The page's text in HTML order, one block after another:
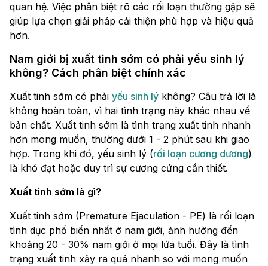
quan hệ. Việc phân biệt rõ các rối loạn thường gặp sẽ
giúp lựa chọn giải pháp cải thiện phù hợp và hiệu quả
hơn.
Nam giới bị xuất tinh sớm có phải yếu sinh lý
không? Cách phân biệt chính xác
Xuất tinh sớm có phải yếu sinh lý không? Câu trả lời là
không hoàn toàn, vì hai tình trạng này khác nhau về
bản chất. Xuất tinh sớm là tình trạng xuất tinh nhanh
hơn mong muốn, thường dưới 1 - 2 phút sau khi giao
hợp. Trong khi đó, yếu sinh lý (rối loạn cương dương)
là khó đạt hoặc duy trì sự cương cứng cần thiết.
Xuất tinh sớm là gì?
Xuất tinh sớm (Premature Ejaculation - PE) là rối loạn
tình dục phổ biến nhất ở nam giới, ảnh hưởng đến
khoảng 20 - 30% nam giới ở mọi lứa tuổi. Đây là tình
trạng xuất tinh xảy ra quá nhanh so với mong muốn